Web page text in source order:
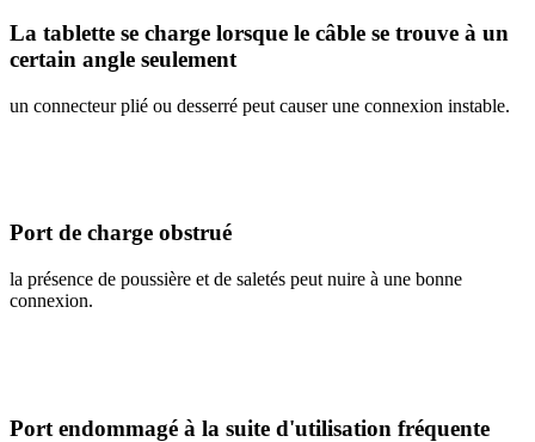
La tablette se charge lorsque le câble se trouve à un
certain angle seulement
un connecteur plié ou desserré peut causer une connexion instable.
Port de charge obstrué
la présence de poussière et de saletés peut nuire à une bonne
connexion.
Port endommagé à la suite d'utilisation fréquente